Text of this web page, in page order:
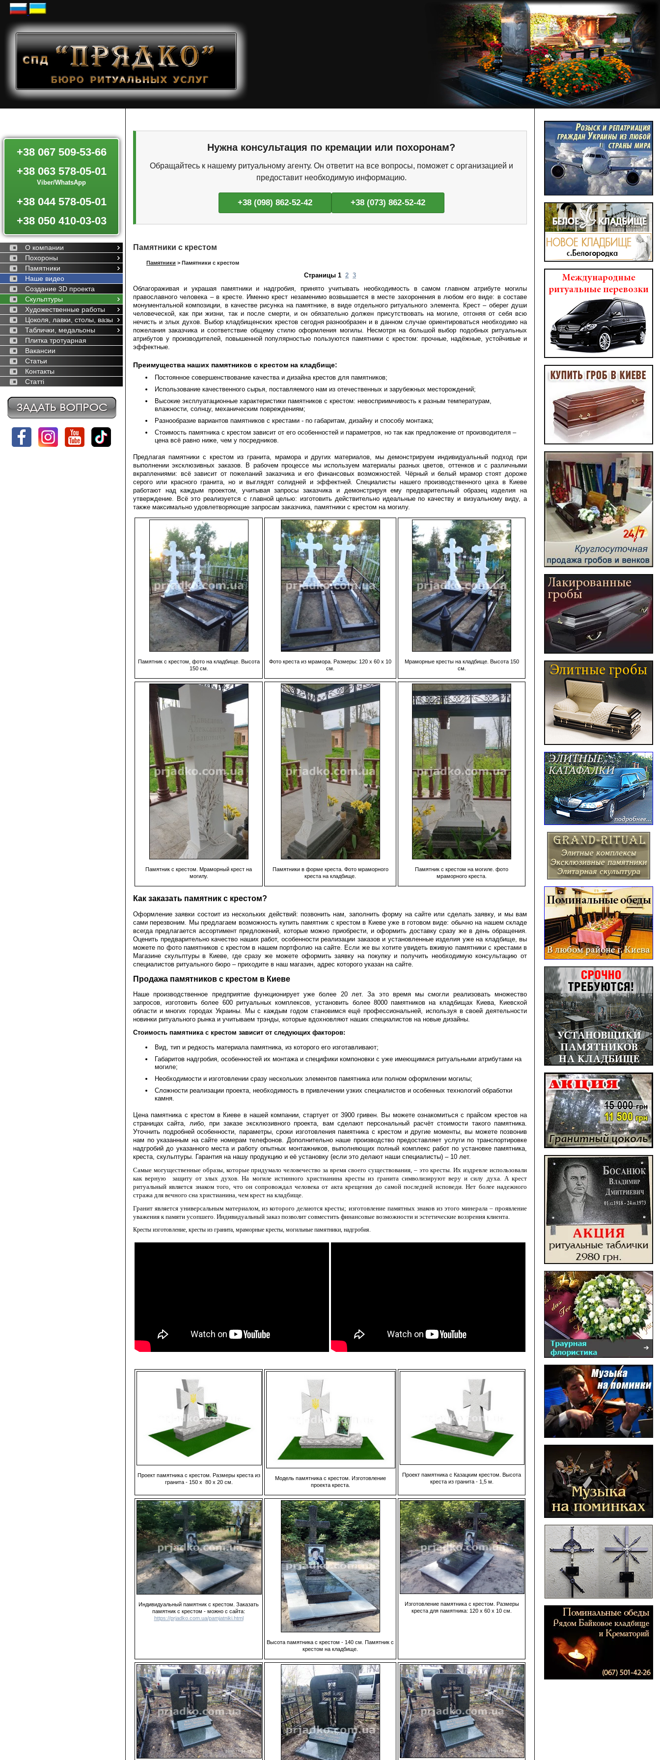
Нужна консультация по кремации или похоронам?
Обращайтесь к нашему ритуальному агенту. Он ответит на все вопросы, поможет с организацией и
предоставит необходимую информацию.
+38 (098) 862-52-42 +38 (073) 862-52-42
Памятники с крестом
Памятники > Памятники с крестом
Страницы 1 2 3
Облагораживая и украшая памятники и надгробия, принято учитывать необходимость в самом главном атрибуте могилы
православного человека – в кресте. Именно крест незаменимо возвышается в месте захоронения в любом его виде: в составе
монументальной композиции, в качестве рисунка на памятнике, в виде отдельного ритуального элемента. Крест – оберег души
человеческой, как при жизни, так и после смерти, и он обязательно должен присутствовать на могиле, отгоняя от себя всю
нечисть и злых духов. Выбор кладбищенских крестов сегодня разнообразен и в данном случае ориентироваться необходимо на
пожелания заказчика и соответствие общему стилю оформления могилы. Несмотря на большой выбор подобных ритуальных
атрибутов у производителей, повышенной популярностью пользуются памятники с крестом: прочные, надёжные, устойчивые и
эффектные.
Преимущества наших памятников с крестом на кладбище:
Постоянное совершенствование качества и дизайна крестов для памятников;
Использование качественного сырья, поставляемого нам из отечественных и зарубежных месторождений;
Высокие эксплуатационные характеристики памятников с крестом: невосприимчивость к разным температурам,
влажности, солнцу, механическим повреждениям;
Разнообразие вариантов памятников с крестами - по габаритам, дизайну и способу монтажа;
Стоимость памятника с крестом зависит от его особенностей и параметров, но так как предложение от производителя –
цена всё равно ниже, чем у посредников.
Предлагая памятники с крестом из гранита, мрамора и других материалов, мы демонстрируем индивидуальный подход при
выполнении эксклюзивных заказов. В рабочем процессе мы используем материалы разных цветов, оттенков и с различными
вкраплениями: всё зависит от пожеланий заказчика и его финансовых возможностей. Чёрный и белый мрамор стоят дороже
серого или красного гранита, но и выглядят солидней и эффектней. Специалисты нашего производственного цеха в Киеве
работают над каждым проектом, учитывая запросы заказчика и демонстрируя ему предварительный образец изделия на
утверждение. Всё это реализуется с главной целью: изготовить действительно идеальные по качеству и визуальному виду, а
также максимально удовлетворяющие запросам заказчика, памятники с крестом на могилу.
Памятник с крестом, фото на кладбище. Высота
150 см.
Фото креста из мрамора. Размеры: 120 х 60 х 10
см.
Мраморные кресты на кладбище. Высота 150
см.
Памятник с крестом. Мраморный крест на
могилу.
Памятники в форме креста. Фото мраморного
креста на кладбище.
Памятник с крестом на могиле. фото
мраморного креста.
Как заказать памятник с крестом?
Оформление заявки состоит из нескольких действий: позвонить нам, заполнить форму на сайте или сделать заявку, и мы вам
сами перезвоним. Мы предлагаем возможность купить памятник с крестом в Киеве уже в готовом виде: обычно на нашем складе
всегда предлагается ассортимент предложений, которые можно приобрести, и оформить доставку сразу же в день обращения.
Оценить предварительно качество наших работ, особенности реализации заказов и установленные изделия уже на кладбище, вы
можете по фото памятников с крестом в нашем портфолио на сайте. Если же вы хотите увидеть вживую памятники с крестами в
Магазине скульптуры в Киеве, где сразу же можете оформить заявку на покупку и получить необходимую консультацию от
специалистов ритуального бюро – приходите в наш магазин, адрес которого указан на сайте.
Продажа памятников с крестом в Киеве
Наше производственное предприятие функционирует уже более 20 лет. За это время мы смогли реализовать множество
запросов, изготовить более 600 ритуальных комплексов, установить более 8000 памятников на кладбищах Киева, Киевской
области и многих городах Украины. Мы с каждым годом становимся ещё профессиональней, используя в своей деятельности
новинки ритуального рынка и учитываем трэнды, которые вдохновляют наших специалистов на новые дизайны.
Стоимость памятника с крестом зависит от следующих факторов:
Вид, тип и редкость материала памятника, из которого его изготавливают;
Габаритов надгробия, особенностей их монтажа и специфики компоновки с уже имеющимися ритуальными атрибутами на
могиле;
Необходимости и изготовлении сразу нескольких элементов памятника или полном оформлении могилы;
Сложности реализации проекта, необходимость в привлечении узких специалистов и особенных технологий обработки
камня.
Цена памятника с крестом в Киеве в нашей компании, стартует от 3900 гривен. Вы можете ознакомиться с прайсом крестов на
страницах сайта, либо, при заказе эксклюзивного проекта, вам сделают персональный расчёт стоимости такого памятника.
Уточнить подробней особенности, параметры, сроки изготовления памятника с крестом и другие моменты, вы можете позвонив
нам по указанным на сайте номерам телефонов. Дополнительно наше производство предоставляет услуги по транспортировке
надгробий до указанного места и работу опытных монтажников, выполняющих полный комплекс работ по установке памятника,
креста, скульптуры. Гарантия на нашу продукцию и её установку (если это делают наши специалисты) – 10 лет.
Самые могущественные образы, которые придумало человечество за время своего существования, – это кресты. Их издревле использовали
как верную
защиту от злых духов. На могиле истинного христианина кресты из гранита символизируют веру и силу духа. А крест
ритуальный является знаком того, что он сопровождал человека от акта крещения до самой последней исповеди. Нет более надежного
стража для вечного сна христианина, чем крест на кладбище.
Гранит является универсальным материалом, из которого делаются кресты; изготовление памятных знаков из этого минерала – проявление
уважения к памяти усопшего. Индивидуальный заказ позволит совместить финансовые возможности и эстетические воззрения клиента.
Кресты изготовление, кресты из гранита, мраморные кресты, могильные памятники, надгробия.
Проект памятника с крестом. Размеры креста из
гранита - 150 х 80 х 20 см.
Модель памятника с крестом. Изготовление
проекта креста.
Проект памятника с Казацким крестом. Высота
креста из гранита - 1,5 м.
Индивидуальный памятник с крестом. Заказать
памятник с крестом - можно с сайта:
https://prjadko.com.ua/pamjatniki.html
Высота памятника с крестом - 140 см. Памятник с
крестом на кладбище.
Изготовление памятника с крестом. Размеры
креста для памятника: 120 х 60 х 10 см.
+38 067 509-53-66
+38 063 578-05-01
Viber/WhatsApp
+38 044 578-05-01
+38 050 410-03-03
О компании
Похороны
Памятники
Наше видео
Создание 3D проекта
Скульптуры
Художественные работы
Цоколя, лавки, столы, вазы
Таблички, медальоны
Плитка тротуарная
Вакансии
Статьи
Контакты
Статті